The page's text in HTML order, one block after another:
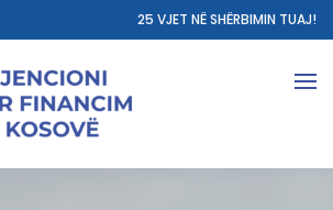
25 VJET NË SHËRBIMIN TUAJ!